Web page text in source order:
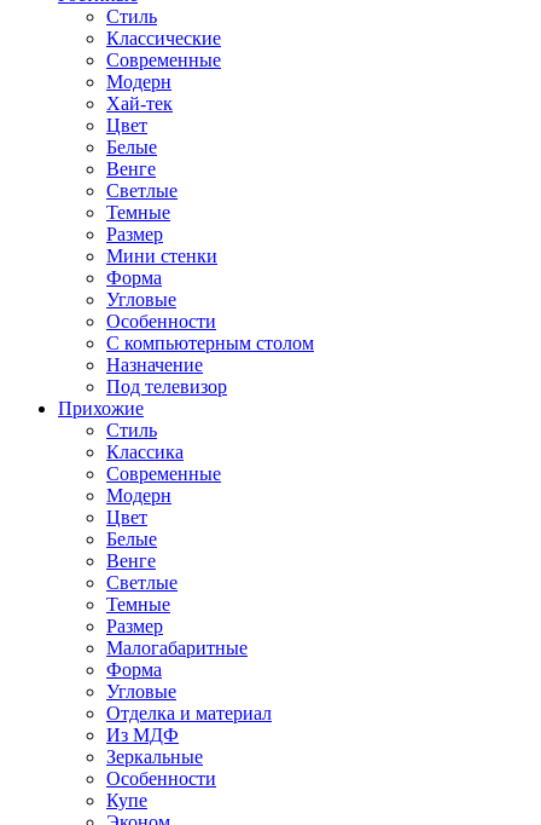
Стиль
Классические
Современные
Модерн
Хай-тек
Цвет
Белые
Венге
Светлые
Темные
Размер
Мини стенки
Форма
Угловые
Особенности
С компьютерным столом
Назначение
Под телевизор
Прихожие
Стиль
Классика
Современные
Модерн
Цвет
Белые
Венге
Светлые
Темные
Размер
Малогабаритные
Форма
Угловые
Отделка и материал
Из МДФ
Зеркальные
Особенности
Купе